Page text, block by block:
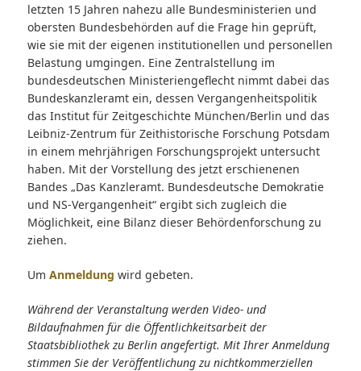
letzten 15 Jahren nahezu alle Bundesministerien und
obersten Bundesbehörden auf die Frage hin geprüft,
wie sie mit der eigenen institutionellen und personellen
Belastung umgingen. Eine Zentralstellung im
bundesdeutschen Ministeriengeflecht nimmt dabei das
Bundeskanzleramt ein, dessen Vergangenheitspolitik
das Institut für Zeitgeschichte München/Berlin und das
Leibniz-Zentrum für Zeithistorische Forschung Potsdam
in einem mehrjährigen Forschungsprojekt untersucht
haben. Mit der Vorstellung des jetzt erschienenen
Bandes „Das Kanzleramt. Bundesdeutsche Demokratie
und NS-Vergangenheit“ ergibt sich zugleich die
Möglichkeit, eine Bilanz dieser Behördenforschung zu
ziehen.
Um Anmeldung wird gebeten.
Während der Veranstaltung werden Video- und
Bildaufnahmen für die Öffentlichkeitsarbeit der
Staatsbibliothek zu Berlin angefertigt. Mit Ihrer Anmeldung
stimmen Sie der Veröffentlichung zu nichtkommerziellen